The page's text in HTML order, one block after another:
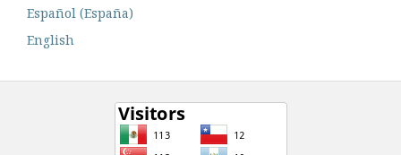
Español (España)
English